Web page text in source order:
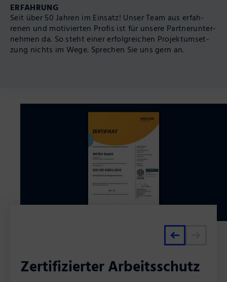
ERFAHRUNG
Seit über 50 Jahren im Ein­satz! Unser Team aus erfah­
renen und moti­vier­ten Profis ist für unsere Partner­unter­
nehmen da. So steht einer erfolg­reichen Pro­jekt­umset­
zung nichts im Wege. Sprechen Sie uns gern an.
Zertifizierter Arbeitsschutz